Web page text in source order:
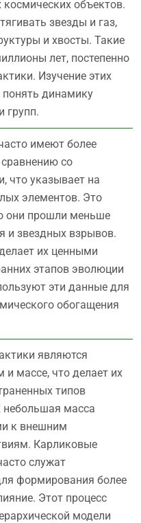
объектов.
звезды и газ,
и хвосты. Такие
лет, постепенно
Изучение этих
понять динамику
групп.
имеют более
со
что указывает на
элементов. Это
они прошли меньше
и звездных взрывов.
их ценными
этапов эволюции
эти данные для
обогащения
являются
массе, что делает их
типов
небольшая масса
к внешним
Карликовые
служат
формирования более
Этот процесс
модели